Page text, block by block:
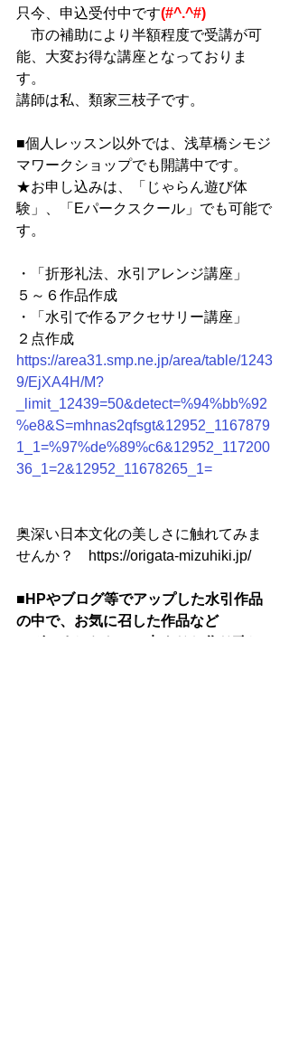
只今、申込受付中です(#^.^#)
市の補助により半額程度で受講が可
能、大変お得な講座となっておりま
す。
講師は私、類家三枝子です。
■個人レッスン以外では、浅草橋シモジ
マワークショップでも開講中です。
★お申し込みは、「じゃらん遊び体
験」、「Eパークスクール」でも可能で
す。
・「折形礼法、水引アレンジ講座」
５～６作品作成
・「水引で作るアクセサリー講座」
２点作成
https://area31.smp.ne.jp/area/table/1243
9/EjXA4H/M?
_limit_12439=50&detect=%94%bb%92
%e8&S=mhnas2qfsgt&12952_1167879
1_1=%97%de%89%c6&12952_117200
36_1=2&12952_11678265_1=
奥深い日本文化の美しさに触れてみま
せんか？　https://origata-mizuhiki.jp/
■HPやブログ等でアップした水引作品
の中で、お気に召した作品など